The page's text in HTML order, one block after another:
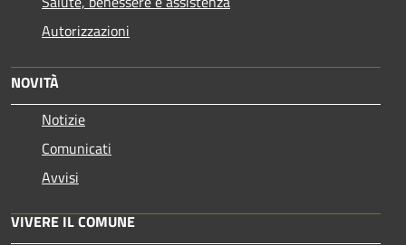
Autorizzazioni
NOVITÀ
Notizie
Comunicati
Avvisi
VIVERE IL COMUNE